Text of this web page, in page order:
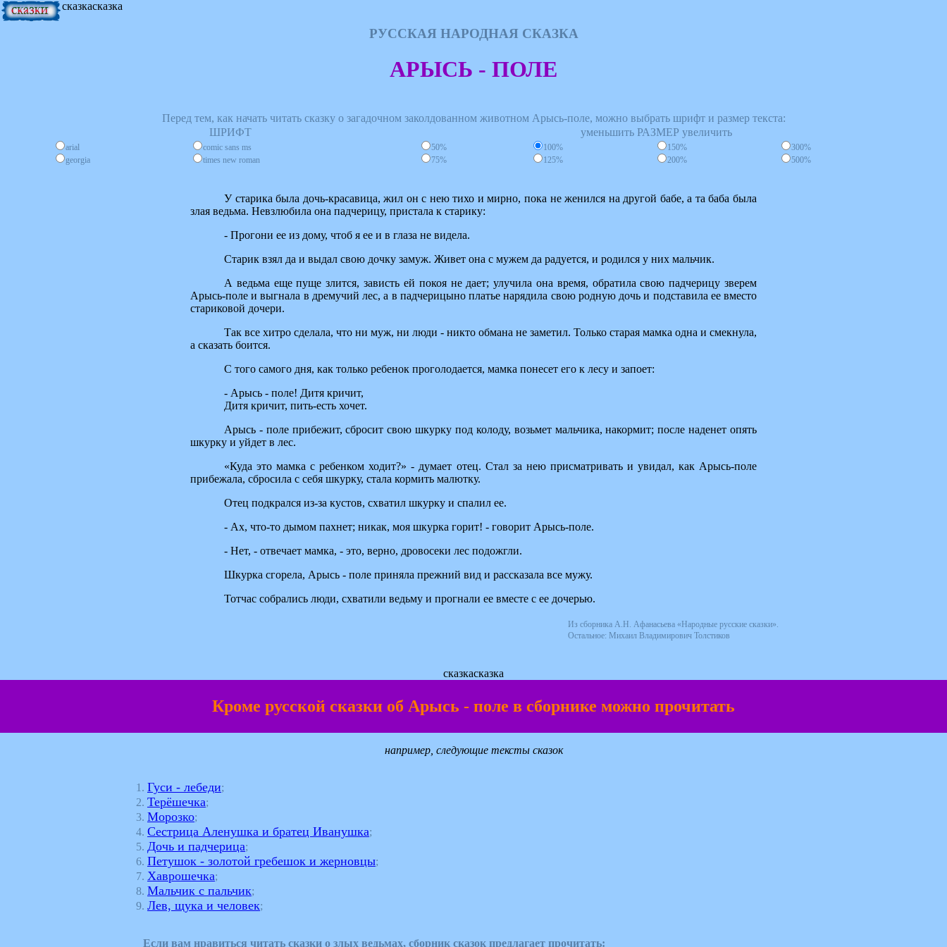
сказкасказка
РУССКАЯ НАРОДНАЯ СКАЗКА
АРЫСЬ - ПОЛЕ
Перед тем, как начать читать сказку о загадочном заколдованном животном Арысь-поле, можно выбрать шрифт и размер текста:
ШРИФТ
уменьшить РАЗМЕР увеличить
arial
georgia
comic sans ms
times new roman
50%
75%
100%
125%
150%
200%
300%
500%
У старика была дочь-красавица, жил он с нею тихо и мирно, пока не женился на другой бабе, а та баба была
злая ведьма. Невзлюбила она падчерицу, пристала к старику:
- Прогони ее из дому, чтоб я ее и в глаза не видела.
Старик взял да и выдал свою дочку замуж. Живет она с мужем да радуется, и родился у них мальчик.
А ведьма еще пуще злится, зависть ей покоя не дает; улучила она время, обратила свою падчерицу зверем
Арысь-поле и выгнала в дремучий лес, а в падчерицыно платье нарядила свою родную дочь и подставила ее вместо
стариковой дочери.
Так все хитро сделала, что ни муж, ни люди - никто обмана не заметил. Только старая мамка одна и смекнула,
а сказать боится.
С того самого дня, как только ребенок проголодается, мамка понесет его к лесу и запоет:
- Арысь - поле! Дитя кричит,
Дитя кричит, пить-есть хочет.
Арысь - поле прибежит, сбросит свою шкурку под колоду, возьмет мальчика, накормит; после наденет опять
шкурку и уйдет в лес.
«Куда это мамка с ребенком ходит?» - думает отец. Стал за нею присматривать и увидал, как Арысь-поле
прибежала, сбросила с себя шкурку, стала кормить малютку.
Отец подкрался из-за кустов, схватил шкурку и спалил ее.
- Ах, что-то дымом пахнет; никак, моя шкурка горит! - говорит Арысь-поле.
- Нет, - отвечает мамка, - это, верно, дровосеки лес подожгли.
Шкурка сгорела, Арысь - поле приняла прежний вид и рассказала все мужу.
Тотчас собрались люди, схватили ведьму и прогнали ее вместе с ее дочерью.
Из сборника А.Н. Афанасьева «Народные русские сказки».
Остальное: Михаил Владимирович Толстиков
сказкасказка
Кроме русской сказки об Арысь - поле в сборнике можно прочитать
например, следующие тексты сказок
1. Гуси - лебеди;
2. Терёшечка;
3. Морозко;
4. Сестрица Аленушка и братец Иванушка;
5. Дочь и падчерица;
6. Петушок - золотой гребешок и жерновцы;
7. Хаврошечка;
8. Мальчик с пальчик;
9. Лев, щука и человек;
Если вам нравиться читать сказки о злых ведьмах, сборник сказок предлагает прочитать: